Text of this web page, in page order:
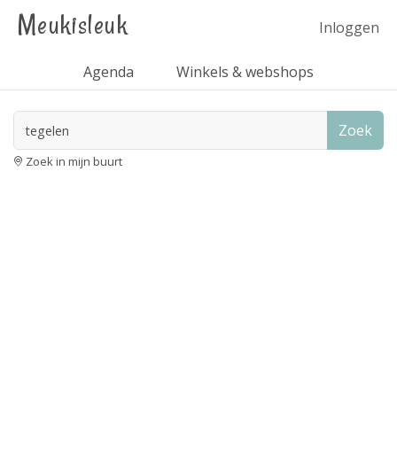
Meukisleuk Inloggen
Agenda Winkels & webshops
Zoek
Zoek in mijn buurt